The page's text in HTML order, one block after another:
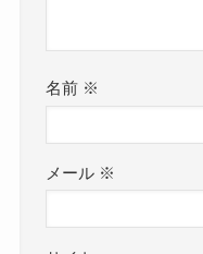
名前 ※
メール ※